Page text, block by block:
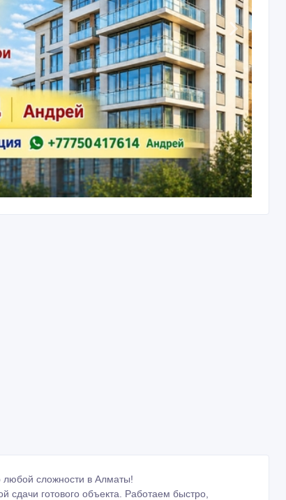
любой сложности в Алматы!
готового объекта. Работаем быстро,